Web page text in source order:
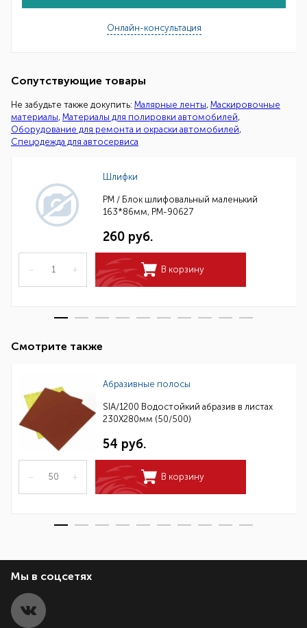
Онлайн-консультация
Сопутствующие товары
Не забудьте также докупить: Малярные ленты, Маскировочные
материалы, Материалы для полировки автомобилей,
Оборудование для ремонта и окраски автомобилей,
Спецодежда для автосервиса
Шлифки
РМ / Блок шлифовальный маленький
163*86мм, РМ-90627
260 руб.
– + В корзину
Смотрите также
Абразивные полосы
SIA/1200 Водостойкий абразив в листах
230Х280мм (50/500)
54 руб.
– + В корзину
Мы в соцсетях